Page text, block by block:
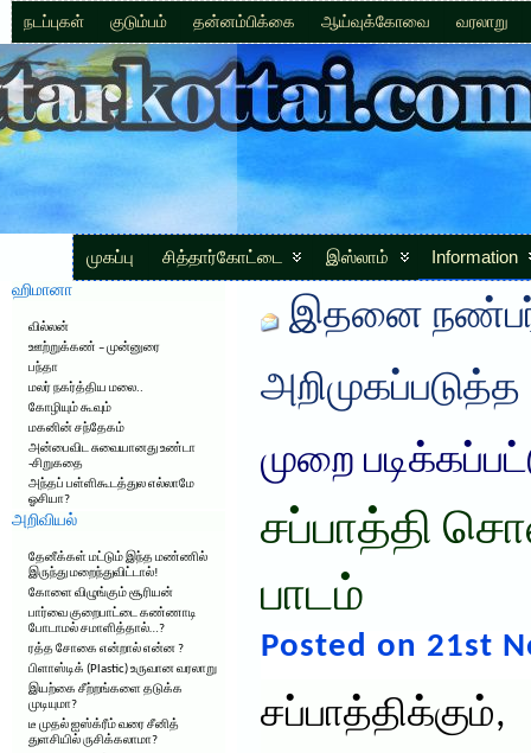
நடப்புகள் குடும்பம் தன்னம்பிக்கை ஆய்வுக்கோவை வரலாறு
முகப்பு சித்தார்கோட்டை இஸ்லாம் Information
ஹிமானா
வில்லன்
ஊற்றுக்கண் – முன்னுரை
பந்தா
மலர் நகர்த்திய மலை..
கோழியும் கூவும்
மகனின் சந்தேகம்
அன்பைவிட சுவையானது உண்டா
-சிறுகதை
அந்தப் பள்ளிகூடத்துல எல்லாமே
ஓசியா?
அறிவியல்
தேனீக்கள் மட்டும் இந்த மண்ணில்
இருந்து மறைந்துவிட்டால்!
கோளை விழுங்கும் சூரியன்
பார்வை குறைபாட்டை கண்ணாடி
போடாமல் சமாளித்தால்…?
ரத்த சோகை என்றால் என்ன ?
பிளாஸ்டிக் (Plastic) உருவான வரலாறு
இயற்கை சீற்றங்களை தடுக்க
முடியுமா?
டீ முதல் ஐஸ்க்ரீம் வரை சீனித்
துளசியில் ருசிக்கலாமா?
இதனை
அறிமுகப்படுத்த
முறை
சப்பாத்தி
பாடம்
Posted on 21st